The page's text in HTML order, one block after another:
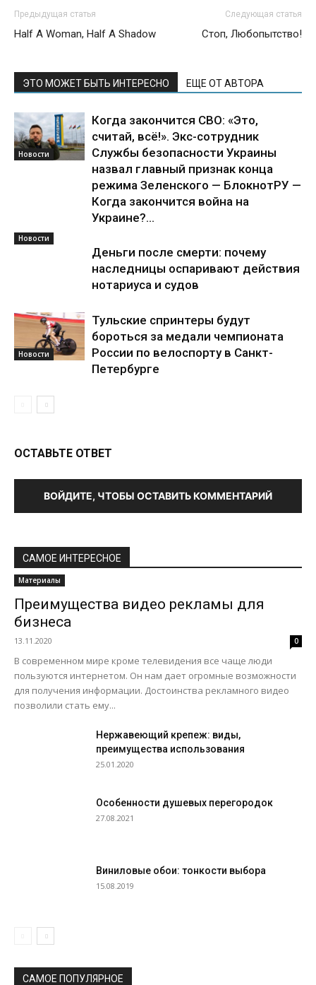
Предыдущая статья
Half A Woman, Half A Shadow
Следующая статья
Стоп, Любопытство!
ЭТО МОЖЕТ БЫТЬ ИНТЕРЕСНО ЕЩЕ ОТ АВТОРА
Новости
Когда закончится СВО: «Это,
считай, всё!». Экс-сотрудник
Службы безопасности Украины
назвал главный признак конца
режима Зеленского — БлокнотРУ —
Когда закончится война на
Украине?...
Новости
Деньги после смерти: почему
наследницы оспаривают действия
нотариуса и судов
Новости
Тульские спринтеры будут
бороться за медали чемпионата
России по велоспорту в Санкт-
Петербурге
ОСТАВЬТЕ ОТВЕТ
ВОЙДИТЕ, ЧТОБЫ ОСТАВИТЬ КОММЕНТАРИЙ
САМОЕ ИНТЕРЕСНОЕ
Материалы
Преимущества видео рекламы для
бизнеса
13.11.2020 0
В современном мире кроме телевидения все чаще люди
пользуются интернетом. Он нам дает огромные возможности
для получения информации. Достоинства рекламного видео
позволили стать ему...
Нержавеющий крепеж: виды,
преимущества использования
25.01.2020
Особенности душевых перегородок
27.08.2021
Виниловые обои: тонкости выбора
15.08.2019
САМОЕ ПОПУЛЯРНОЕ